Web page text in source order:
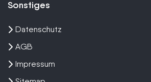
Sonstiges
Datenschutz
AGB
Impressum